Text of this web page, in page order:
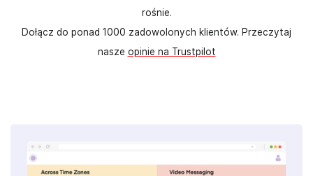
rośnie.
Dołącz do ponad 1000 zadowolonych klientów. Przeczytaj
nasze opinie na Trustpilot